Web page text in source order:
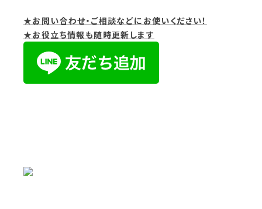
★お問い合わせ・ご相談などにお使いください！
★お役立ち情報も随時更新します